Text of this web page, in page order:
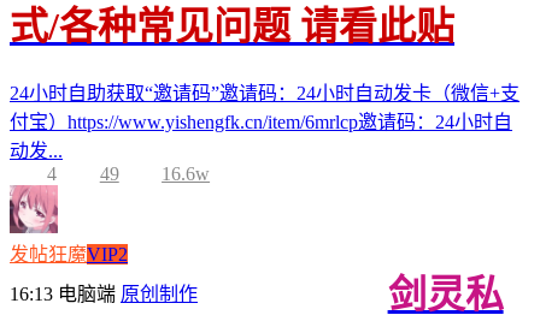
式/各种常见问题 请看此贴
24小时自助获取“邀请码”邀请码：24小时自动发卡（微信+支
付宝）https://www.yishengfk.cn/item/6mrlcp邀请码：24小时自
动发...
4
49 16.6w
发帖狂魔VIP2
16:13 电脑端 原创制作
剑灵私